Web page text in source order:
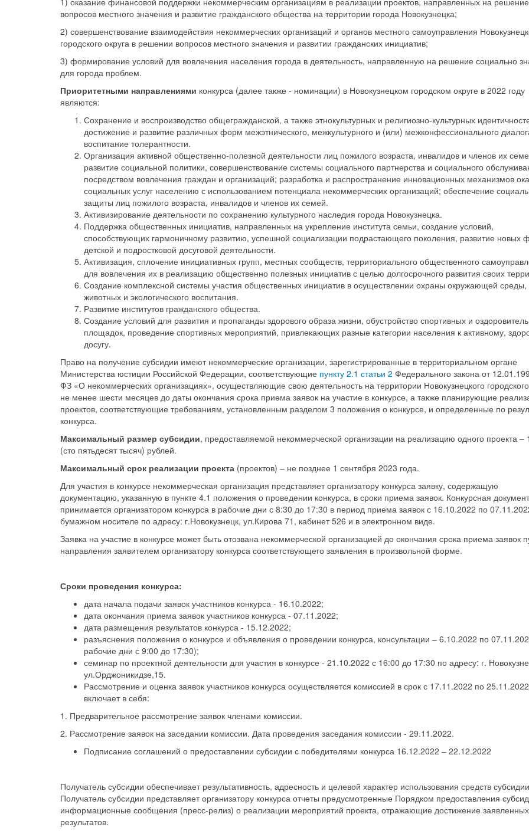
вопросов местного значения и развитие гражданского общества на территории города Новокузнецка;
2) совершенствование взаимодействия некоммерческих организаций и органов местного самоуправления
городского округа в решении вопросов местного значения и развитии гражданских инициатив;
3) формирование условий для вовлечения населения города в деятельность, направленную на решение социально
для города проблем.
Приоритетными направлениями конкурса (далее также - номинации) в Новокузнецком городском округе в 2022 году
являются:
Сохранение и воспроизводство общегражданской, а также этнокультурных и религиозно-культурных
достижение и развитие различных форм межэтнического, межкультурного и (или) межконфессионального
воспитание толерантности.
Организация активной общественно-полезной деятельности лиц пожилого возраста, инвалидов и членов их
развитие социальной политики, совершенствование системы социального партнерства и социального
посредством вовлечения граждан и организаций; разработка и распространение инновационных механизмов
социальных услуг населению с использованием потенциала некоммерческих организаций; обеспечение
защиты лиц пожилого возраста, инвалидов и членов их семей.
Активизирование деятельности по сохранению культурного наследия города Новокузнецка.
Поддержка общественных инициатив, направленных на укрепление института семьи, создание условий,
способствующих гармоничному развитию, успешной социализации подрастающего поколения, развитие новых
детской и подростковой досуговой деятельности.
Активизация, сплочение инициативных групп, местных сообществ, территориального общественного
для вовлечения их в реализацию общественно полезных инициатив с целью долгосрочного развития своих
Создание комплексной системы участия общественных инициатив в осуществлении охраны окружающей
животных и экологического воспитания.
Развитие институтов гражданского общества.
Создание условий для развития и пропаганды здорового образа жизни, обустройство спортивных и
площадок, проведение спортивных мероприятий, привлекающих разные категории населения к активному,
досугу.
Право на получение субсидии имеют некоммерческие организации, зарегистрированные в территориальном органе
Министерства юстиции Российской Федерации, соответствующие пункту 2.1 статьи 2 Федерального закона от
ФЗ «О некоммерческих организациях», осуществляющие свою деятельность на территории Новокузнецкого
не менее шести месяцев до даты окончания срока приема заявок на участие в конкурсе, а также планирующие
проектов, соответствующие требованиям, установленным разделом 3 положения о конкурсе, и определенные по
конкурса.
Максимальный размер субсидии, предоставляемой некоммерческой организации на реализацию одного проекта –
(сто пятьдесят тысяч) рублей.
Максимальный срок реализации проекта (проектов) – не позднее 1 сентября 2023 года.
Для участия в конкурсе некоммерческая организация представляет организатору конкурса заявку, содержащую
документацию, указанную в пункте 4.1 положения о проведении конкурса, в сроки приема заявок. Конкурсная
принимается организатором конкурса в рабочие дни с 8:30 до 17:30 в период приема заявок с 16.10.2022 по
бумажном носителе по адресу: г.Новокузнецк, ул.Кирова 71, кабинет 526 и в электронном виде.
Заявка на участие в конкурсе может быть отозвана некоммерческой организацией до окончания срока приема заявок
направления заявителем организатору конкурса соответствующего заявления в произвольной форме.
Сроки проведения конкурса:
дата начала подачи заявок участников конкурса - 16.10.2022;
дата окончания приема заявок участников конкурса - 07.11.2022;
дата размещения результатов конкурса - 15.12.2022;
разъяснения положения о конкурсе и объявления о проведении конкурса, консультации – 6.10.2022 по
рабочие дни с 9:00 до 17:30);
семинар по проектной деятельности для участия в конкурсе - 21.10.2022 с 16:00 до 17:30 по адресу: г.
ул.Орджоникидзе,15.
Рассмотрение и оценка заявок участников конкурса осуществляется комиссией в срок с 17.11.2022 по
включает в себя:
1. Предварительное рассмотрение заявок членами комиссии.
2. Рассмотрение заявок на заседании комиссии. Дата проведения заседания комиссии - 29.11.2022.
Подписание соглашений о предоставлении субсидии с победителями конкурса 16.12.2022 – 22.12.2022
Получатель субсидии обеспечивает результативность, адресность и целевой характер использования средств
Получатель субсидии представляет организатору конкурса отчеты предусмотренные Порядком предоставления
информационные сообщения (пресс-релиз) о реализации мероприятий проекта, отражающие достижение заявленных
результатов.